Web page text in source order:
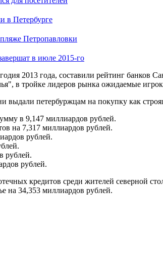
в Петербурге
Петропавловки
в июле 2015-го
2013 года, составили рейтинг
в тройке лидеров рынка ожидаемые
выдали петербуржцам на покупку как
в 9,147 миллиардов рублей.
на 7,317 миллиардов рублей.
рублей.
рублей.
рублей.
кредитов среди жителей северной
на 34,353 миллиардов рублей.